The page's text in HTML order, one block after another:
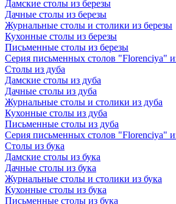
Дамские столы из березы
Дачные столы из березы
Журнальные столы и столики из березы
Кухонные столы из березы
Письменные столы из березы
Серия письменных столов "Florenciya"
Столы из дуба
Дамские столы из дуба
Дачные столы из дуба
Журнальные столы и столики из дуба
Кухонные столы из дуба
Письменные столы из дуба
Серия письменных столов "Florenciya"
Столы из бука
Дамские столы из бука
Дачные столы из бука
Журнальные столы и столики из бука
Кухонные столы из бука
Письменные столы из бука